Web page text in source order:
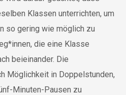
Klassen unterrichten, um
so gering wie möglich zu
die eine Klasse
beieinander. Die
Möglichkeit in Doppelstunden,
Minuten-Pausen zu